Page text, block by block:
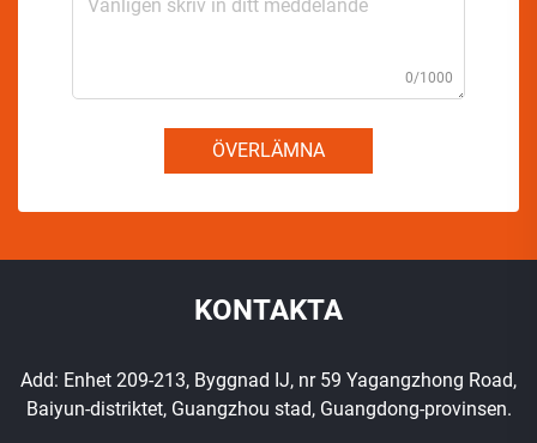
0/1000
ÖVERLÄMNA
KONTAKTA
Add: Enhet 209-213, Byggnad IJ, nr 59 Yagangzhong Road,
Baiyun-distriktet, Guangzhou stad, Guangdong-provinsen.